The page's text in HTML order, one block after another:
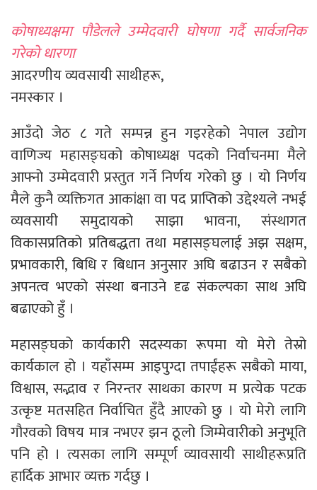
कोषाध्यक्षमा पौडेलले उम्मेदवारी घोषणा गर्दै सार्वजनिक
गरेको धारणा
आदरणीय व्यवसायी साथीहरू,
नमस्कार ।
आउँदो जेठ ८ गते सम्पन्न हुन गइरहेको नेपाल उद्योग
वाणिज्य महासङ्घको कोषाध्यक्ष पदको निर्वाचनमा मैले
आफ्नो उम्मेदवारी प्रस्तुत गर्ने निर्णय गरेको छु । यो निर्णय
मैले कुनै व्यक्तिगत आकांक्षा वा पद प्राप्तिको उद्देश्यले नभई
व्यवसायी समुदायको साझा भावना, संस्थागत
विकासप्रतिको प्रतिबद्धता तथा महासङ्घलाई अझ सक्षम,
प्रभावकारी, बिधि र बिधान अनुसार अघि बढाउन र सबैको
अपनत्व भएको संस्था बनाउने दृढ संकल्पका साथ अघि
बढाएको हुँ ।
महासङ्घको कार्यकारी सदस्यका रूपमा यो मेरो तेस्रो
कार्यकाल हो । यहाँसम्म आइपुग्दा तपाईंहरू सबैको माया,
विश्वास, सद्भाव र निरन्तर साथका कारण म प्रत्येक पटक
उत्कृष्ट मतसहित निर्वाचित हुँदै आएको छु । यो मेरो लागि
गौरवको विषय मात्र नभएर झन ठूलो जिम्मेवारीको अनुभूति
पनि हो । त्यसका लागि सम्पूर्ण व्यावसायी साथीहरूप्रति
हार्दिक आभार व्यक्त गर्दछु ।